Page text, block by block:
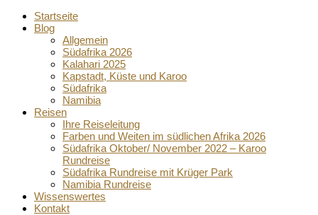
Startseite
Blog
Allgemein
Südafrika 2026
Kalahari 2025
Kapstadt, Küste und Karoo
Südafrika
Namibia
Reisen
Ihre Reiseleitung
Farben und Weiten im südlichen Afrika 2026
Südafrika Oktober/ November 2022 – Karoo
Rundreise
Südafrika Rundreise mit Krüger Park
Namibia Rundreise
Wissenswertes
Kontakt